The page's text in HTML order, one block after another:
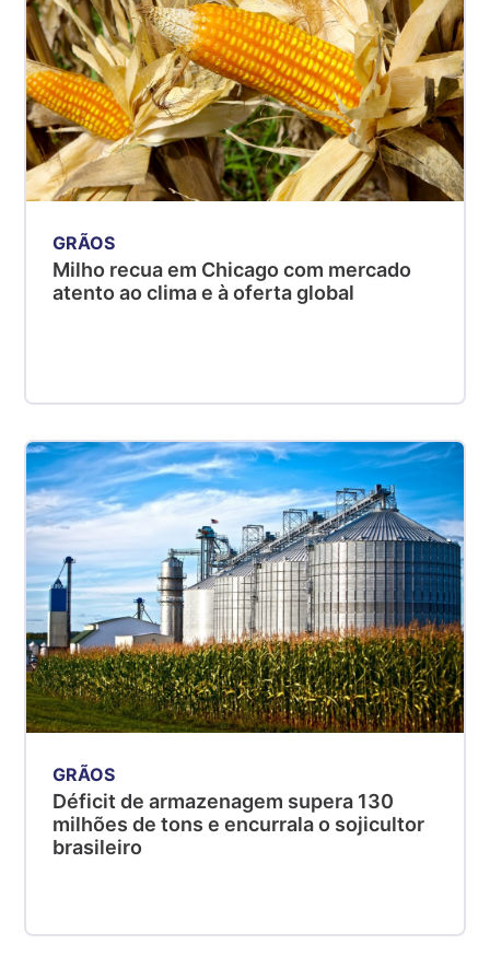
GRÃOS
Milho recua em Chicago com mercado
atento ao clima e à oferta global
GRÃOS
Déficit de armazenagem supera 130
milhões de tons e encurrala o sojicultor
brasileiro